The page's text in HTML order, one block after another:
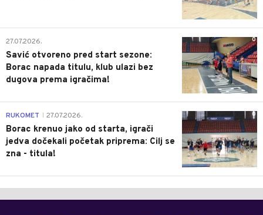
0
27.07.2026.
Savić otvoreno pred start sezone:
Borac napada titulu, klub ulazi bez
dugova prema igračima!
0
RUKOMET 27.07.2026.
Borac krenuo jako od starta, igrači
jedva dočekali početak priprema: Cilj se
zna - titula!